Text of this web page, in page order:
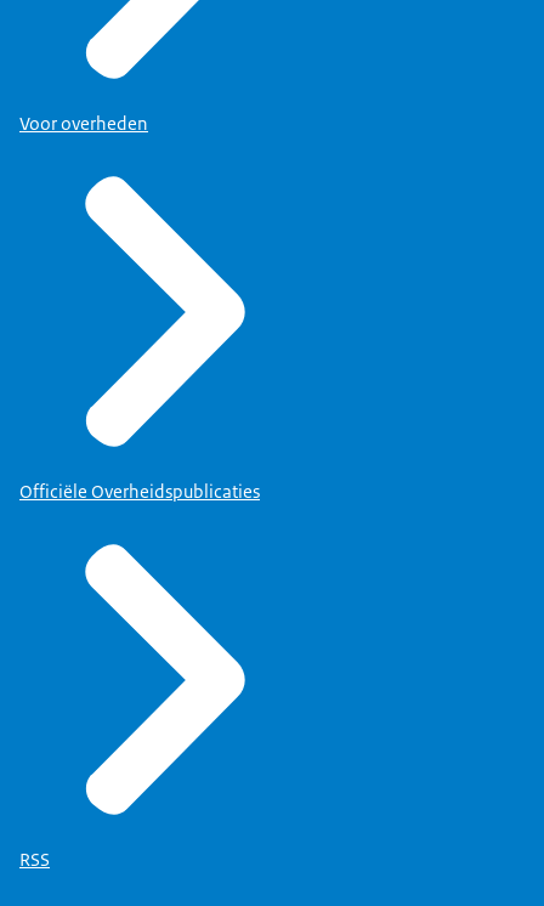
Voor overheden
Officiële Overheidspublicaties
RSS